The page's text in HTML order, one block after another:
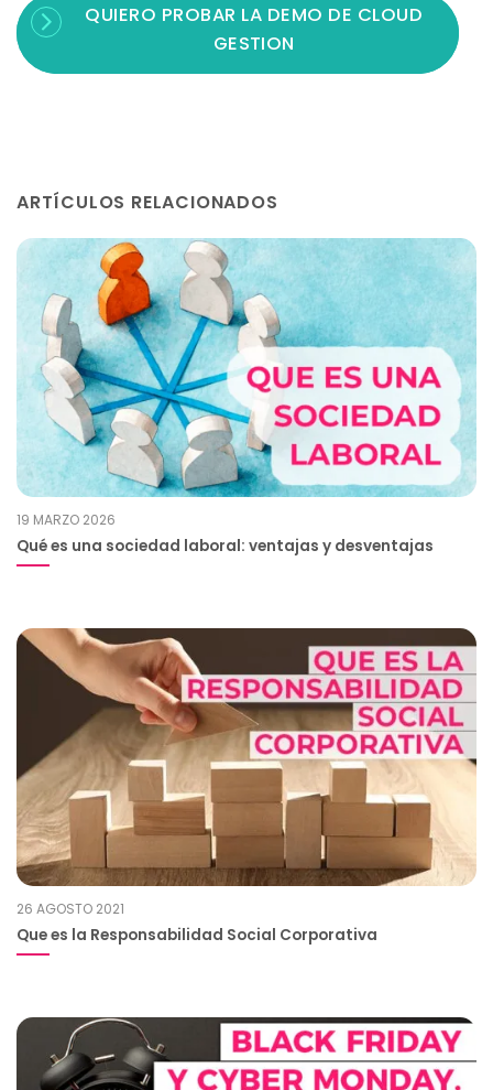
QUIERO PROBAR LA DEMO DE CLOUD
GESTION
ARTÍCULOS RELACIONADOS
19 MARZO 2026
Qué es una sociedad laboral: ventajas y desventajas
26 AGOSTO 2021
Que es la Responsabilidad Social Corporativa